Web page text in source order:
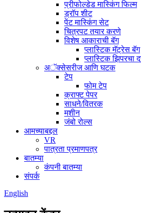
प्रीफोल्डेड मास्किंग फिल्म
ड्रॉप शीट
पेंट मास्किंग सेट
चित्रपट तयार करणे
विशेष आकाराची बॅग
प्लास्टिक मॅट्रेस बॅग
प्लास्टिक झिपरचा
अॅक्सेसरीज आणि घटक
टेप
फोम टेप
क्राफ्ट पेपर
साधने/वितरक
मशीन
जंबो रोल्स
आमच्याबद्दल
VR
पात्रता प्रमाणपत्र
बातम्या
कंपनी बातम्या
संपर्क
English